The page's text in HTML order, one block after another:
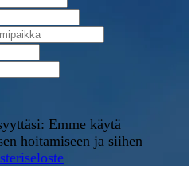
Emme käytä
hoitamiseen ja siihen